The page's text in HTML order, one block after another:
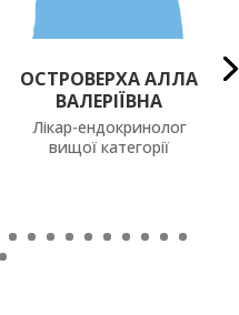
ОСТРОВЕРХА АЛЛА
ВАЛЕРІЇВНА
Лікар-ендокринолог
вищої категорії